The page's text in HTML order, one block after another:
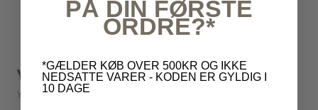
Yookidoo - Ball Blaster Water Cannon
Yookidoo
PÅ DIN FØRSTE
ORDRE?*
*GÆLDER KØB OVER 500KR OG IKKE
NEDSATTE VARER - KODEN ER GYLDIG I
10 DAGE